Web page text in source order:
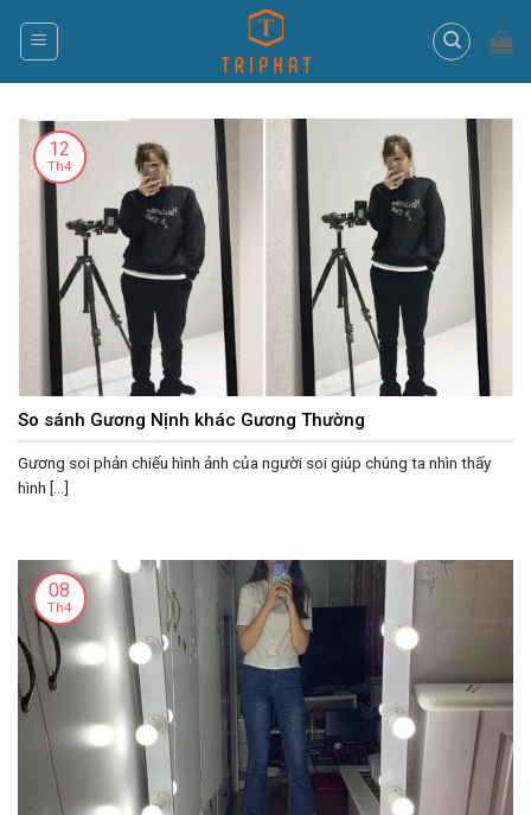
So sánh Gương Nịnh khác Gương Thường
Gương soi phản chiếu hình ảnh của người soi giúp chúng ta nhìn thấy
hình [...]
12
Th4
08
Th4